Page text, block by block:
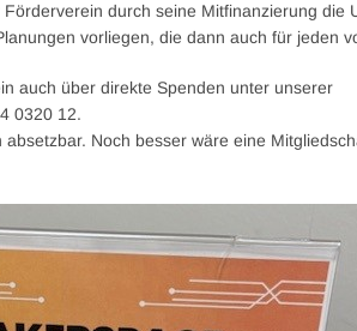
durch seine Mitfinanzierung
vorliegen, die dann auch für jeden
auch über direkte Spenden unter unserer
0320 12.
absetzbar. Noch besser wäre eine